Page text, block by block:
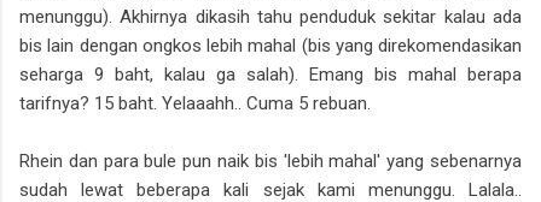
menunggu). Akhirnya dikasih tahu penduduk sekitar kalau ada
bis lain dengan ongkos lebih mahal (bis yang direkomendasikan
seharga 9 baht, kalau ga salah). Emang bis mahal berapa
tarifnya? 15 baht. Yelaaahh.. Cuma 5 rebuan.
Rhein dan para bule pun naik bis 'lebih mahal' yang sebenarnya
sudah lewat beberapa kali sejak kami menunggu. Lalala..